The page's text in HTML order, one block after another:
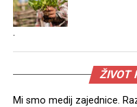
.
ŽIVOT
Mi smo medij zajednice.